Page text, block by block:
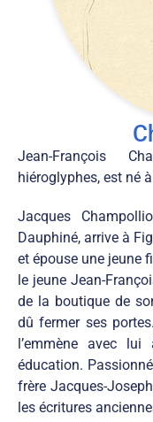
Jean-François
hiéroglyphes, est né
Jacques
Dauphiné, arrive à
et épouse une jeune
le jeune Jean-
de la boutique de
dû fermer ses
l’emmène avec
éducation.
frère Jacques-
les écritures